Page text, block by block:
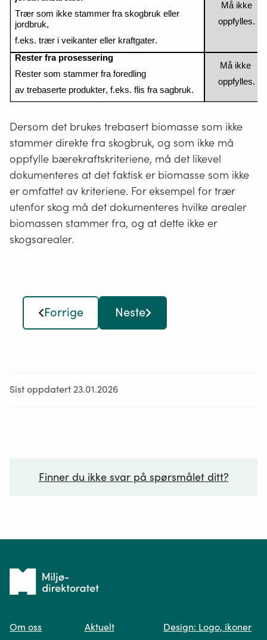
Trær som ikke stammer fra skogbruk eller
jordbruk,
f.eks. trær i veikanter eller kraftgater.
Må ikke
oppfylles.
Rester fra prosessering
Rester som stammer fra foredling
av trebaserte produkter, f.eks. flis fra sagbruk.
Må ikke
oppfylles.
Dersom det brukes trebasert biomasse som ikke
stammer direkte fra skogbruk, og som ikke må
oppfylle bærekraftskriteriene, må det likevel
dokumenteres at det faktisk er biomasse som ikke
er omfattet av kriteriene. For eksempel for trær
utenfor skog må det dokumenteres hvilke arealer
biomassen stammer fra, og at dette ikke er
skogsarealer.
Forrige Neste
Sist oppdatert 23.01.2026
Finner du ikke svar på spørsmålet ditt?
Spør oss
Tilbake
forsiden
Om oss Aktuelt Design: Logo, ikoner